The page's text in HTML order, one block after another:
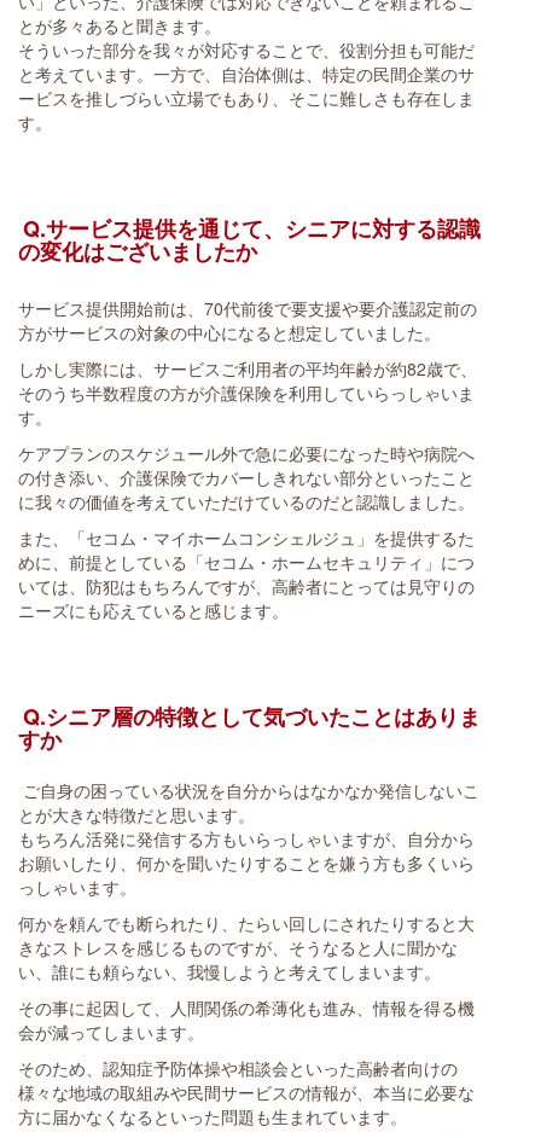
とが多々あると聞きます。
そういった部分を我々が対応することで、役割分担も可能だ
と考えています。一方で、自治体側は、特定の民間企業のサ
ービスを推しづらい立場でもあり、そこに難しさも存在しま
す。
Q.サービス提供を通じて、シニアに対する認識
の変化はございましたか
サービス提供開始前は、70代前後で要支援や要介護認定前の
方がサービスの対象の中心になると想定していました。
しかし実際には、サービスご利用者の平均年齢が約82歳で、
そのうち半数程度の方が介護保険を利用していらっしゃいま
す。
ケアプランのスケジュール外で急に必要になった時や病院へ
の付き添い、介護保険でカバーしきれない部分といったこと
に我々の価値を考えていただけているのだと認識しました。
また、「セコム・マイホームコンシェルジュ」を提供するた
めに、前提としている「セコム・ホームセキュリティ」につ
いては、防犯はもちろんですが、高齢者にとっては見守りの
ニーズにも応えていると感じます。
Q.シニア層の特徴として気づいたことはありま
すか
ご自身の困っている状況を自分からはなかなか発信しないこ
とが大きな特徴だと思います。
もちろん活発に発信する方もいらっしゃいますが、自分から
お願いしたり、何かを聞いたりすることを嫌う方も多くいら
っしゃいます。
何かを頼んでも断られたり、たらい回しにされたりすると大
きなストレスを感じるものですが、そうなると人に聞かな
い、誰にも頼らない、我慢しようと考えてしまいます。
その事に起因して、人間関係の希薄化も進み、情報を得る機
会が減ってしまいます。
そのため、認知症予防体操や相談会といった高齢者向けの
様々な地域の取組みや民間サービスの情報が、本当に必要な
方に届かなくなるといった問題も生まれています。